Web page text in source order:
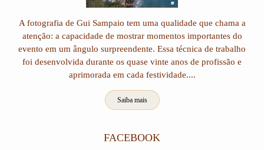
A fotografia de Gui Sampaio tem uma qualidade que chama a
atenção: a capacidade de mostrar momentos importantes do
evento em um ângulo surpreendente. Essa técnica de trabalho
foi desenvolvida durante os quase vinte anos de profissão e
aprimorada em cada festividade....
Saiba mais
FACEBOOK